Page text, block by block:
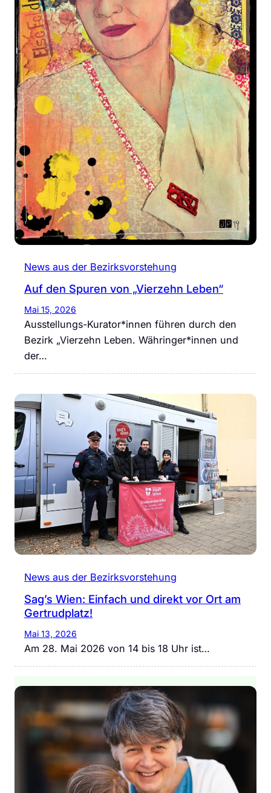
News aus der Bezirksvorstehung
Auf den Spuren von „Vierzehn Leben“
Mai 15, 2026
Ausstellungs-Kurator*innen führen durch den
Bezirk „Vierzehn Leben. Währinger*innen und
der…
News aus der Bezirksvorstehung
Sag’s Wien: Einfach und direkt vor Ort am
Gertrudplatz!
Mai 13, 2026
Am 28. Mai 2026 von 14 bis 18 Uhr ist…